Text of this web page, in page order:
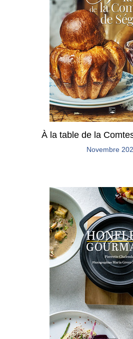
À la table de la
Novembre